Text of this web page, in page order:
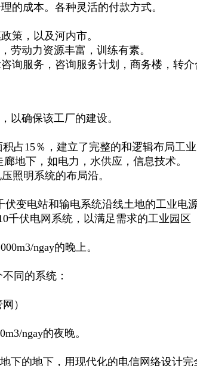
的成本。各种灵活的付款方式。
策，以及河内市。
劳动力资源丰富，训练有素。
询服务，咨询服务计划，商务楼，转
确保该工厂的建设。
15％，建立了完整的和逻辑布局工业
地下，如电力，水供应，信息技术。
照明系统的布局沿。
变电站和输电系统沿线土地的工业电
伏电网系统，以满足需求的工业园区（
ngay的晚上。
同的系统：
）
ngay的夜晚。
的地下，用现代化的电信网络设计完